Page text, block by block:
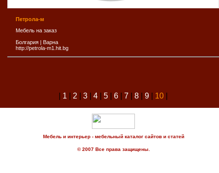
Петрола-м
Мебель на заказ
Болгария
Варна
http://petrola-m1.hit.bg
1 2 3 4 5 6 7 8 9 10
Мебель и интерьер - мебельный каталог сайтов и статей
© 2007 Все права защищены.